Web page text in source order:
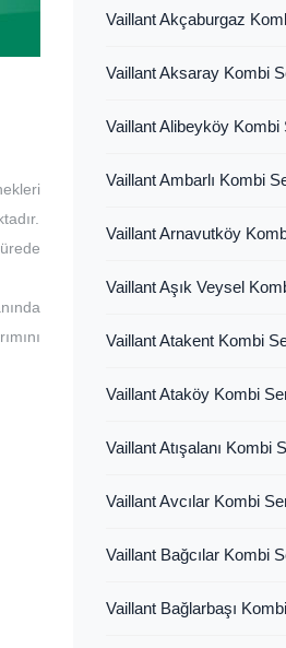
Vaillant Akçaburgaz
Vaillant Aksaray Kombi
Vaillant Alibeyköy Kombi
Vaillant Ambarlı Kombi
Vaillant Arnavutköy
Vaillant Aşık Veysel
Vaillant Atakent Kombi
Vaillant Ataköy Kombi
Vaillant Atışalanı Kombi
Vaillant Avcılar Kombi
Vaillant Bağcılar Kombi
Vaillant Bağlarbaşı